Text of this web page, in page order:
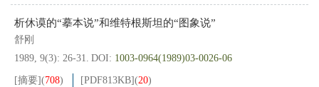
析休谟的“摹本说”和维特根斯坦的“图象说”
舒刚
1989, 9(3): 26-31. DOI: 1003-0964(1989)03-0026-06
[摘要](708) [PDF813KB](20)